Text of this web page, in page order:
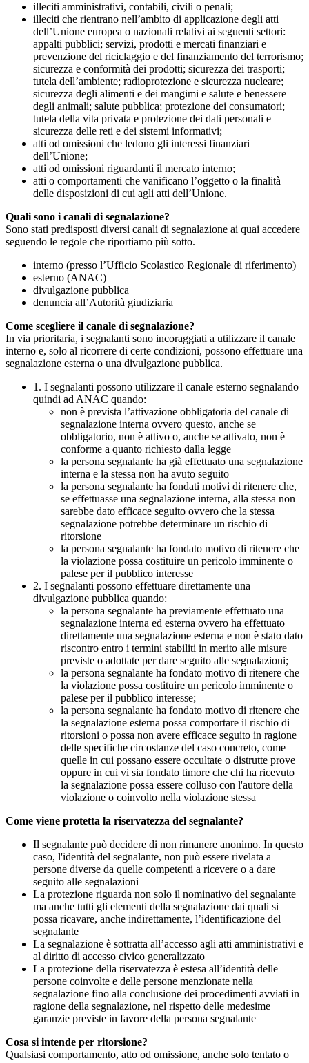
illeciti amministrativi, contabili, civili o penali;
illeciti che rientrano nell’ambito di applicazione degli atti
dell’Unione europea o nazionali relativi ai seguenti settori:
appalti pubblici; servizi, prodotti e mercati finanziari e
prevenzione del riciclaggio e del finanziamento del terrorismo;
sicurezza e conformità dei prodotti; sicurezza dei trasporti;
tutela dell’ambiente; radioprotezione e sicurezza nucleare;
sicurezza degli alimenti e dei mangimi e salute e benessere
degli animali; salute pubblica; protezione dei consumatori;
tutela della vita privata e protezione dei dati personali e
sicurezza delle reti e dei sistemi informativi;
atti od omissioni che ledono gli interessi finanziari
dell’Unione;
atti od omissioni riguardanti il mercato interno;
atti o comportamenti che vanificano l’oggetto o la finalità
delle disposizioni di cui agli atti dell’Unione.
Quali sono i canali di segnalazione?
Sono stati predisposti diversi canali di segnalazione ai quai accedere
seguendo le regole che riportiamo più sotto.
interno (presso l’Ufficio Scolastico Regionale di riferimento)
esterno (ANAC)
divulgazione pubblica
denuncia all’Autorità giudiziaria
Come scegliere il canale di segnalazione?
In via prioritaria, i segnalanti sono incoraggiati a utilizzare il canale
interno e, solo al ricorrere di certe condizioni, possono effettuare una
segnalazione esterna o una divulgazione pubblica.
1. I segnalanti possono utilizzare il canale esterno segnalando
quindi ad ANAC quando:
non è prevista l’attivazione obbligatoria del canale di
segnalazione interna ovvero questo, anche se
obbligatorio, non è attivo o, anche se attivato, non è
conforme a quanto richiesto dalla legge
la persona segnalante ha già effettuato una segnalazione
interna e la stessa non ha avuto seguito
la persona segnalante ha fondati motivi di ritenere che,
se effettuasse una segnalazione interna, alla stessa non
sarebbe dato efficace seguito ovvero che la stessa
segnalazione potrebbe determinare un rischio di
ritorsione
la persona segnalante ha fondato motivo di ritenere che
la violazione possa costituire un pericolo imminente o
palese per il pubblico interesse
2. I segnalanti possono effettuare direttamente una
divulgazione pubblica quando:
la persona segnalante ha previamente effettuato una
segnalazione interna ed esterna ovvero ha effettuato
direttamente una segnalazione esterna e non è stato dato
riscontro entro i termini stabiliti in merito alle misure
previste o adottate per dare seguito alle segnalazioni;
la persona segnalante ha fondato motivo di ritenere che
la violazione possa costituire un pericolo imminente o
palese per il pubblico interesse;
la persona segnalante ha fondato motivo di ritenere che
la segnalazione esterna possa comportare il rischio di
ritorsioni o possa non avere efficace seguito in ragione
delle specifiche circostanze del caso concreto, come
quelle in cui possano essere occultate o distrutte prove
oppure in cui vi sia fondato timore che chi ha ricevuto
la segnalazione possa essere colluso con l'autore della
violazione o coinvolto nella violazione stessa
Come viene protetta la riservatezza del segnalante?
Il segnalante può decidere di non rimanere anonimo. In questo
caso, l'identità del segnalante, non può essere rivelata a
persone diverse da quelle competenti a ricevere o a dare
seguito alle segnalazioni
La protezione riguarda non solo il nominativo del segnalante
ma anche tutti gli elementi della segnalazione dai quali si
possa ricavare, anche indirettamente, l’identificazione del
segnalante
La segnalazione è sottratta all’accesso agli atti amministrativi e
al diritto di accesso civico generalizzato
La protezione della riservatezza è estesa all’identità delle
persone coinvolte e delle persone menzionate nella
segnalazione fino alla conclusione dei procedimenti avviati in
ragione della segnalazione, nel rispetto delle medesime
garanzie previste in favore della persona segnalante
Cosa si intende per ritorsione?
Qualsiasi comportamento, atto od omissione, anche solo tentato o